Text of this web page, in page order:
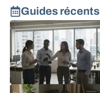
Guides récents